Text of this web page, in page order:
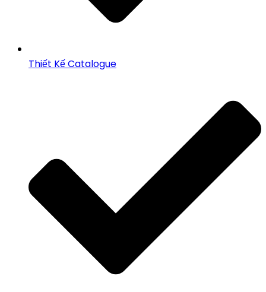
Thiết Kế Catalogue